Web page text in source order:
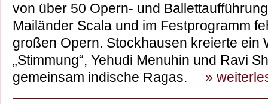
von über 50 Opern- und
Mailänder Scala und im Festprogramm
großen Opern. Stockhausen kreierte ein
„Stimmung“, Yehudi Menuhin und Ravi
gemeinsam indische Ragas. »